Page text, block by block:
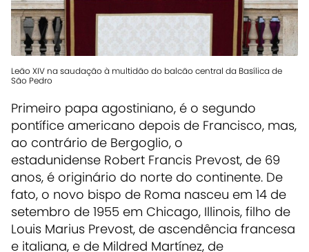
Leão XIV na saudação à multidão do balcão central da Basílica de
São Pedro
Primeiro papa agostiniano, é o segundo
pontífice americano depois de Francisco, mas,
ao contrário de Bergoglio, o
estadunidense Robert Francis Prevost, de 69
anos, é originário do norte do continente. De
fato, o novo bispo de Roma nasceu em 14 de
setembro de 1955 em Chicago, Illinois, filho de
Louis Marius Prevost, de ascendência francesa
e italiana, e de Mildred Martínez, de